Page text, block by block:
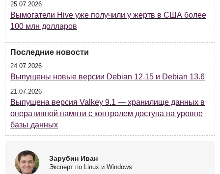
25.07.2026
Вымогатели Hive уже получили у жертв в США более
100 млн долларов
Последние новости
24.07.2026
Выпущены новые версии Debian 12.15 и Debian 13.6
21.07.2026
Выпущена версия Valkey 9.1 — хранилище данных в
оперативной памяти с контролем доступа на уровне
базы данных
Зарубин Иван
Эксперт по Linux и Windows